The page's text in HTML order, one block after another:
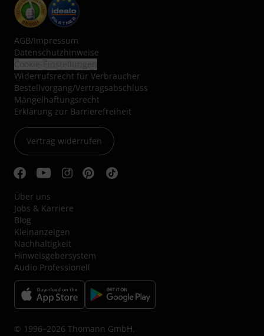
AGB/Impressum
Datenschutzhinweise
Widerrufsrecht für Verbraucher
Bestellvorgang/Vertragsabschluss
Mängelhaftungsrecht
Erklärung zur Barrierefreiheit
Vertrag widerrufen
Über uns
Jobs & Karriere
Blog
Kleinanzeigen
Nachhaltigkeit
Hinweisgebersystem
Audio Professionell
© 1996–2026 Thomann GmbH.